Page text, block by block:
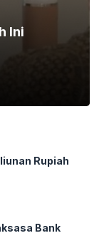
Ini
Rupiah
Bank